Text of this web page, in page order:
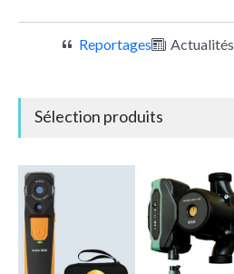
Reportages Actualités
Sélection produits